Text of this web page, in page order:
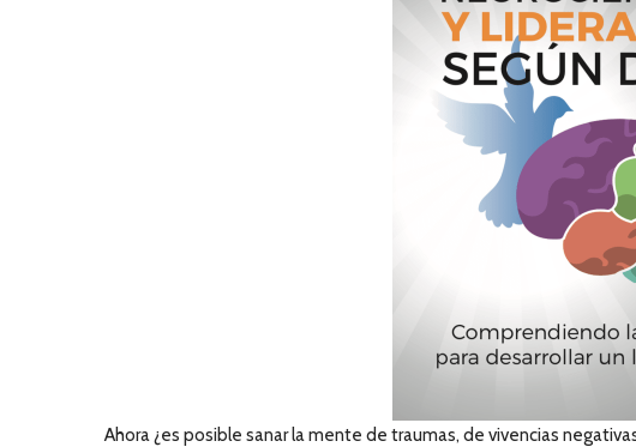
Ahora ¿es posible sanar la mente de traumas, de vivencias